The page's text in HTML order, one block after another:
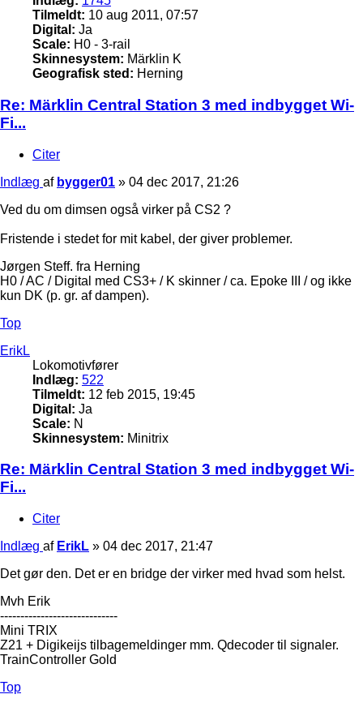
Tilmeldt: 10 aug 2011, 07:57
Digital: Ja
Scale: H0 - 3-rail
Skinnesystem: Märklin K
Geografisk sted: Herning
Re: Märklin Central Station 3 med indbygget Wi-
Fi...
Citer
Indlæg af bygger01 » 04 dec 2017, 21:26
Ved du om dimsen også virker på CS2 ?
Fristende i stedet for mit kabel, der giver problemer.
Jørgen Steff. fra Herning
H0 / AC / Digital med CS3+ / K skinner / ca. Epoke III / og ikke
kun DK (p. gr. af dampen).
Top
ErikL
Lokomotivfører
Indlæg: 522
Tilmeldt: 12 feb 2015, 19:45
Digital: Ja
Scale: N
Skinnesystem: Minitrix
Re: Märklin Central Station 3 med indbygget Wi-
Fi...
Citer
Indlæg af ErikL » 04 dec 2017, 21:47
Det gør den. Det er en bridge der virker med hvad som helst.
Mvh Erik
-----------------------------
Mini TRIX
Z21 + Digikeijs tilbagemeldinger mm. Qdecoder til signaler.
TrainController Gold
Top